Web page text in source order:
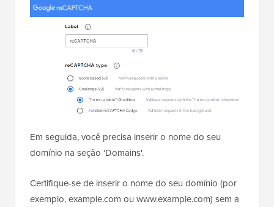
Em seguida, você precisa inserir o nome do seu
domínio na seção 'Domains'.
Certifique-se de inserir o nome do seu domínio (por
exemplo, example.com ou www.example.com) sem a